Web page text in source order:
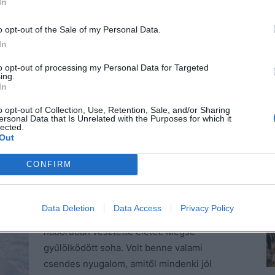
opt-out of the Sale of my Personal Data.
opt-out of processing my Personal Data for Targeted
opt-out of Collection, Use, Retention, Sale, and/or Sharing
Data that Is Unrelated with the Purposes for which it
CONFIRM
Data Deletion Data Access Privacy Policy
de a negyedik gyerekét várja. Gratuláltak neki,
bátor, mert a másik három kész ördögfióka
Franco készítette a megnyitóra a menüt,
hogy remekelt. Nemcsak az étel, a fiú is
maga volt a tökély. Viki el sem tudta hinni,
szerelmes, amilyen majd egy évvel később.
Ha volt ember a világon, akire mindig
számíthatott, akkor ez a srác volt, akinek
apja a régi Jugoszlávia széthullásakor, a
háborúban vesztette életét. Mégse
gyűlölködött soha. Volt benne valami
csendes nyugalom, amitől mindenki jól